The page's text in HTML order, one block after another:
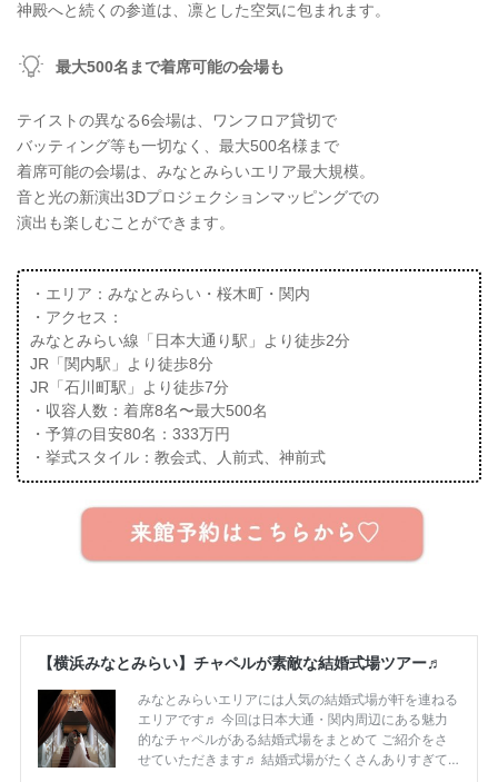
神殿へと続くの参道は、凛とした空気に包まれます。
最大500名まで着席可能の会場も
テイストの異なる6会場は、ワンフロア貸切で
バッティング等も一切なく、最大500名様まで
着席可能の会場は、みなとみらいエリア最大規模。
音と光の新演出3Dプロジェクションマッピングでの
演出も楽しむことができます。
・エリア：みなとみらい・桜木町・関内
・アクセス：
みなとみらい線「日本大通り駅」より徒歩2分
JR「関内駅」より徒歩8分
JR「石川町駅」より徒歩7分
・収容人数：着席8名〜最大500名
・予算の目安80名：333万円
・挙式スタイル：教会式、人前式、神前式